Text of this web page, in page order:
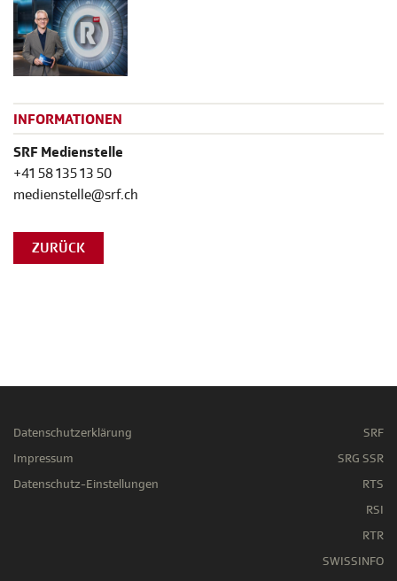
INFORMATIONEN
SRF Medienstelle
+41 58 135 13 50
medienstelle@srf.ch
ZURÜCK
Datenschutzerklärung
Impressum
Datenschutz-Einstellungen
SRF
SRG SSR
RTS
RSI
RTR
SWISSINFO